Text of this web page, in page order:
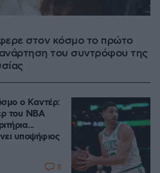
στον κόσμο το πρώτο
ανάρτηση του συντρόφου της
ο Καντέρ:
του NBA
υποψήφιος
8